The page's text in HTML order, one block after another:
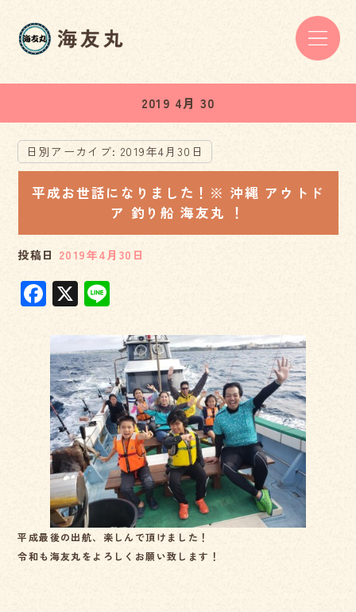
2019 4月 30
日別アーカイブ: 2019年4月30日
平成お世話になりました！※ 沖縄 アウトド
ア 釣り船 海友丸 ！
投稿日 2019年4月30日
F
c
e
b
o
o
k
X
e
平成最後の出航、楽しんで頂けました！
令和も海友丸をよろしくお願い致します！